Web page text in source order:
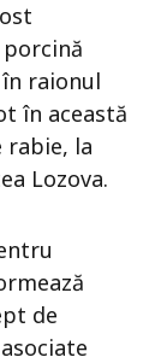
raionul
în această
la
Lozova.
de